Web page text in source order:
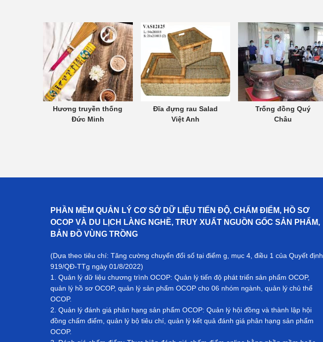
Hương truyền thống
Đức Minh
Đĩa đựng rau Salad
Việt Anh
Trống đồng Quý
Châu
PHẦN MỀM QUẢN LÝ CƠ SỞ DỮ LIỆU TIẾN ĐỘ, CHẤM ĐIỂM, HỒ SƠ
OCOP VÀ DU LỊCH LÀNG NGHỀ, TRUY XUẤT NGUỒN GỐC SẢN PHẨM,
BẢN ĐỒ VÙNG TRỒNG
(Dựa theo tiêu chí: Tăng cường chuyển đổi số tại điểm g, mục 4, điều 1 của Quyết định
919/QĐ-TTg ngày 01/8/2022)
1. Quản lý dữ liệu chương trình OCOP: Quản lý tiến độ phát triển sản phẩm OCOP,
quản lý hồ sơ OCOP, quản lý sản phẩm OCOP cho 06 nhóm ngành, quản lý chủ thể
OCOP.
2. Quản lý đánh giá phân hạng sản phẩm OCOP: Quản lý hội đồng và thành lập hội
đồng chấm điểm, quản lý bộ tiêu chí, quản lý kết quả đánh giá phân hạng sản phẩm
OCOP.